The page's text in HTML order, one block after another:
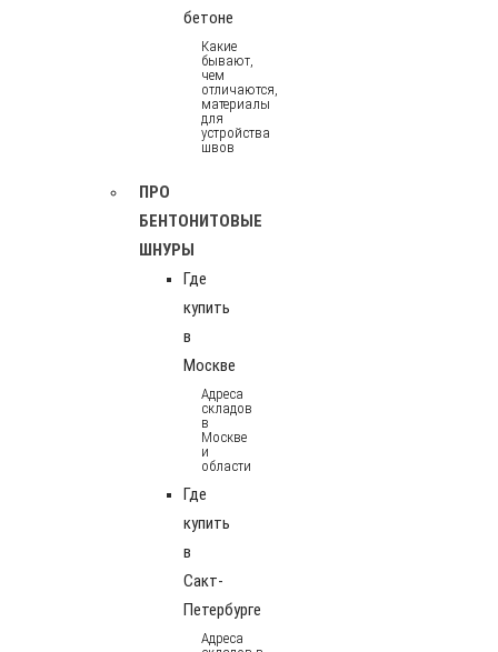
бетоне
Какие
бывают,
чем
отличаются,
материалы
для
устройства
швов
ПРО
БЕНТОНИТОВЫЕ
ШНУРЫ
Где
купить
в
Москве
Адреса
складов
в
Москве
и
области
Где
купить
в
Сакт-
Петербурге
Адреса